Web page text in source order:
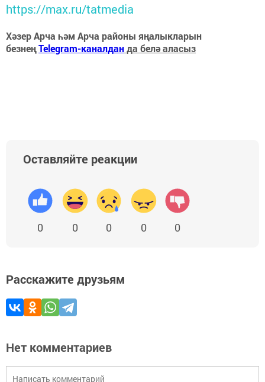
https://max.ru/tatmedia
Хәзер Арча һәм Арча районы яңалыкларын
безнеңTelegram-каналданда белә аласыз
Оставляйте реакции
0 0 0 0 0
Расскажите друзьям
Нет комментариев